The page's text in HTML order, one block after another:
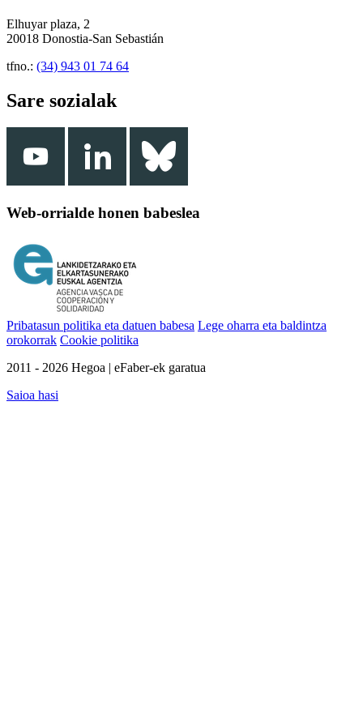
Elhuyar plaza, 2
20018 Donostia-San Sebastián
tfno.: (34) 943 01 74 64
Sare sozialak
Web-orrialde honen babeslea
Pribatasun politika eta datuen babesa Lege oharra eta baldintza
orokorrak Cookie politika
2011 - 2026 Hegoa | eFaber-ek garatua
Saioa hasi